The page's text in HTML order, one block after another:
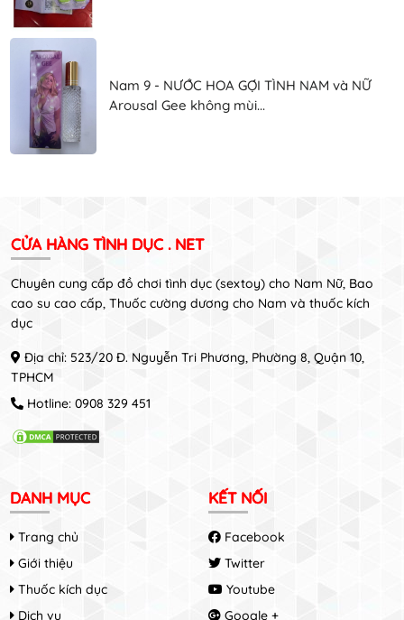
Nam 9 - NƯỚC HOA GỢI TÌNH NAM và NỮ
Arousal Gee không mùi...
CỬA HÀNG TÌNH DỤC . NET
Chuyên cung cấp đồ chơi tình dục (sextoy) cho Nam Nữ, Bao
cao su cao cấp, Thuốc cường dương cho Nam và thuốc kích
dục
Địa chỉ: 523/20 Đ. Nguyễn Tri Phương, Phường 8, Quận 10,
TPHCM
Hotline: 0908 329 451
DANH MỤC
Trang chủ
Giới thiệu
Thuốc kích dục
Dịch vụ
KẾT NỐI
Facebook
Twitter
Youtube
Google +